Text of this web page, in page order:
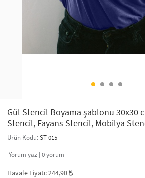
SAÇ AKSESUARLARI
GELİN / DÜĞÜN AKSESUARLARI
ŞAL VE FULAR
ODA KOKUSU VE MUM
YILBAŞI ÜRÜNLERİ
Gül Stencil Boyama şablonu 30x30
Stencil, Fayans Stencil, Mobilya
Ürün Kodu:ST-015
Yorum yaz | 0yorum
Havale Fiyatı:244,90